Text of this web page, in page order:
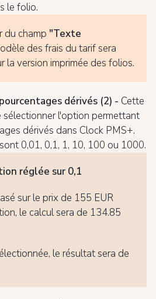
le folio.
du champ "Texte
des frais du tarif sera
la version imprimée des folios.
dérivés (2) - Cette
l'option permettant
dérivés dans Clock PMS+.
0,01, 0,1, 1, 10, 100 ou 1000.
réglée sur 0,1
sur le prix de 155 EUR
le calcul sera de 134.85
le résultat sera de